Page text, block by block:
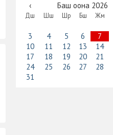
‹ Баш оона 2026
Дш Шш Шр Бш Жм
3
4 5 6 7
10
11 12 13 14
17
18 19 20 21
24
25 26 27 28
31